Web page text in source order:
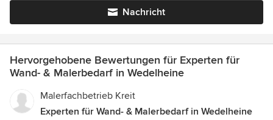
Nachricht
Hervorgehobene Bewertungen für Experten für
Wand- & Malerbedarf in Wedelheine
Malerfachbetrieb Kreit
Experten für Wand- & Malerbedarf in Wedelheine